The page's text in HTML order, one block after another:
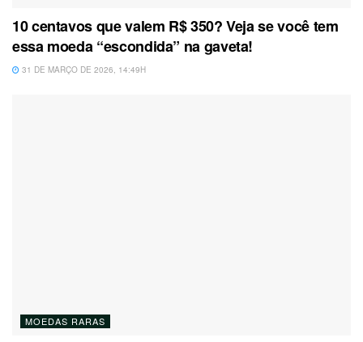
10 centavos que valem R$ 350? Veja se você tem
essa moeda “escondida” na gaveta!
31 DE MARÇO DE 2026, 14:49H
MOEDAS RARAS